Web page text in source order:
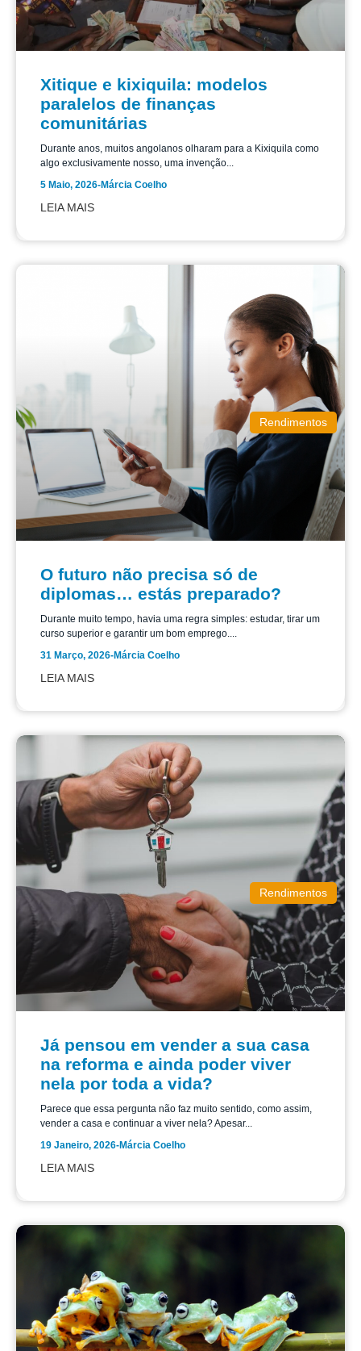
Xitique e kixiquila: modelos
paralelos de finanças
comunitárias
Durante anos, muitos angolanos olharam para a Kixiquila como
algo exclusivamente nosso, uma invenção...
5 Maio, 2026-Márcia Coelho
LEIA MAIS
Rendimentos
O futuro não precisa só de
diplomas… estás preparado?
Durante muito tempo, havia uma regra simples: estudar, tirar um
curso superior e garantir um bom emprego....
31 Março, 2026-Márcia Coelho
LEIA MAIS
Rendimentos
Já pensou em vender a sua casa
na reforma e ainda poder viver
nela por toda a vida?
Parece que essa pergunta não faz muito sentido, como assim,
vender a casa e continuar a viver nela? Apesar...
19 Janeiro, 2026-Márcia Coelho
LEIA MAIS